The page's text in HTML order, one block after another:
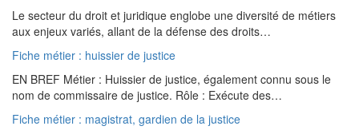
Le secteur du droit et juridique englobe une diversité de métiers
aux enjeux variés, allant de la défense des droits…
Fiche métier : huissier de justice
EN BREF Métier : Huissier de justice, également connu sous le
nom de commissaire de justice. Rôle : Exécute des…
Fiche métier : magistrat, gardien de la justice